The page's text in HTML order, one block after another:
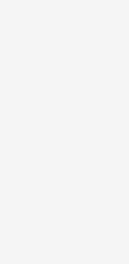
Росія атакувала Суми
торговельний центр,
Топпосадовцю